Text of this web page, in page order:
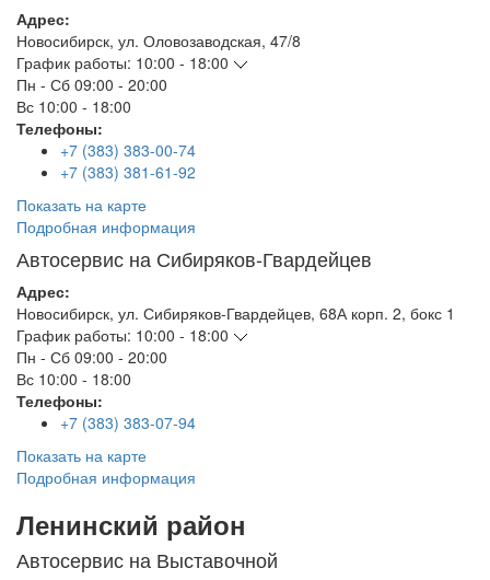
Адрес:
Новосибирск, ул. Оловозаводская, 47/8
График работы: 10:00 - 18:00
Пн - Сб 09:00 - 20:00
Вс 10:00 - 18:00
Телефоны:
+7 (383) 383-00-74
+7 (383) 381-61-92
Показать на карте
Подробная информация
Автосервис на Сибиряков-Гвардейцев
Адрес:
Новосибирск, ул. Сибиряков-Гвардейцев, 68А корп. 2, бокс 1
График работы: 10:00 - 18:00
Пн - Сб 09:00 - 20:00
Вс 10:00 - 18:00
Телефоны:
+7 (383) 383-07-94
Показать на карте
Подробная информация
Ленинский район
Автосервис на Выставочной